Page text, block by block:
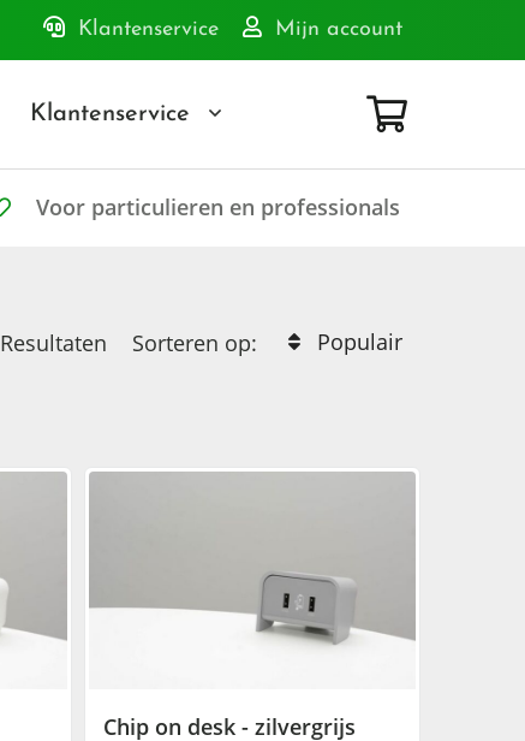
Klantenservice Mijn account
Klantenservice
Voor particulieren en professionals
Resultaten Sorteren op: Populair
Chip on desk - zilvergrijs